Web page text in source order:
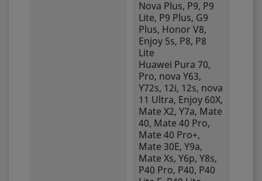
Nova Plus, P9, P9
Lite, P9 Plus, G9
Plus, Honor V8,
Enjoy 5s, P8, P8
Lite
Huawei Pura 70,
Pro, nova Y63,
Y72s, 12i, 12s, nova
11 Ultra, Enjoy 60X,
Mate X2, Y7a, Mate
40, Mate 40 Pro,
Mate 40 Pro+,
Mate 30E, Y9a,
Mate Xs, Y6p, Y8s,
P40 Pro, P40, P40